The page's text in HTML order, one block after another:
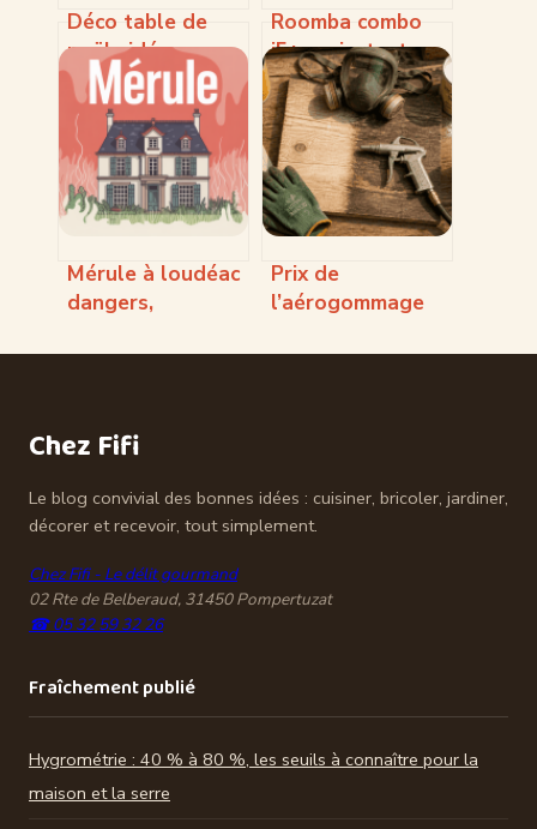
Déco table de
noël : idées
élégantes et
faciles à
reproduire
Roomba combo
i5+ : avis, test
complet et guide
pour bien choisir
Mérule à loudéac
dangers,
solutions pour
Prix de
l’aérogommage
variables
Chez Fifi
Le blog convivial des bonnes idées : cuisiner, bricoler, jardiner,
décorer et recevoir, tout simplement.
Chez Fifi - Le délit gourmand
02 Rte de Belberaud, 31450 Pompertuzat
☎ 05 32 59 32 26
Fraîchement publié
Hygrométrie : 40 % à 80 %, les seuils à connaître pour la
maison et la serre